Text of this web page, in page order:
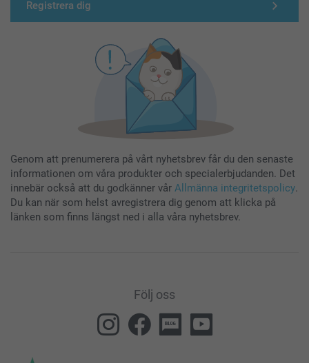
Registrera dig
Genom att prenumerera på vårt nyhetsbrev får du den senaste
informationen om våra produkter och specialerbjudanden. Det
innebär också att du godkänner vår Allmänna integritetspolicy.
Du kan när som helst avregistrera dig genom att klicka på
länken som finns längst ned i alla våra nyhetsbrev.
Följ oss